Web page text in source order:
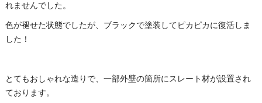
れませんでした。
色が褪せた状態でしたが、ブラックで塗装してピカピカに復活しま
した！
とてもおしゃれな造りで、一部外壁の箇所にスレート材が設置され
ております。